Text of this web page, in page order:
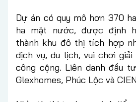
Dự án có quy mô hơn 370
ha mặt nước, được định
thành khu đô thị tích hợp
dịch vụ, du lịch, vui chơi
công cộng. Liên danh đầu
Glexhomes, Phúc Lộc và